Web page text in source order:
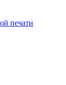
печати